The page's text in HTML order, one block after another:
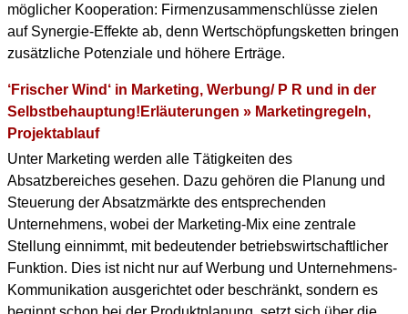
möglicher Kooperation: Firmenzusammenschlüsse zielen
auf Synergie-Effekte ab, denn Wertschöpfungsketten bringen
zusätzliche Potenziale und höhere Erträge.
‘Frischer Wind‘ in Marketing, Werbung/ P R und in der
Selbstbehauptung!Erläuterungen » Marketingregeln,
Projektablauf
Unter Marketing werden alle Tätigkeiten des
Absatzbereiches gesehen. Dazu gehören die Planung und
Steuerung der Absatzmärkte des entsprechenden
Unternehmens, wobei der Marketing-Mix eine zentrale
Stellung einnimmt, mit bedeutender betriebswirtschaftlicher
Funktion. Dies ist nicht nur auf Werbung und Unternehmens-
Kommunikation ausgerichtet oder beschränkt, sondern es